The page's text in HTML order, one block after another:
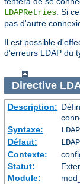
LDAPRetries. Si
pas d'autre
Il est possible
d'erreurs LDAP du
Directive
Description:
Syntaxe:
Défaut:
Contexte:
Statut:
Module: